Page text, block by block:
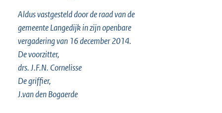
Aldus vastgesteld door de raad van de
gemeente Langedijk in zijn openbare
vergadering van 16 december 2014.
De voorzitter,
drs. J.F.N. Cornelisse
De griffier,
J.van den Bogaerde